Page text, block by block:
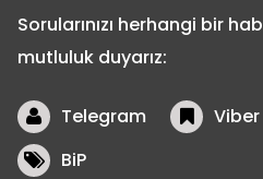
Sorularınızı herhangi bir
mutluluk duyarız:
Telegram Viber
BiP